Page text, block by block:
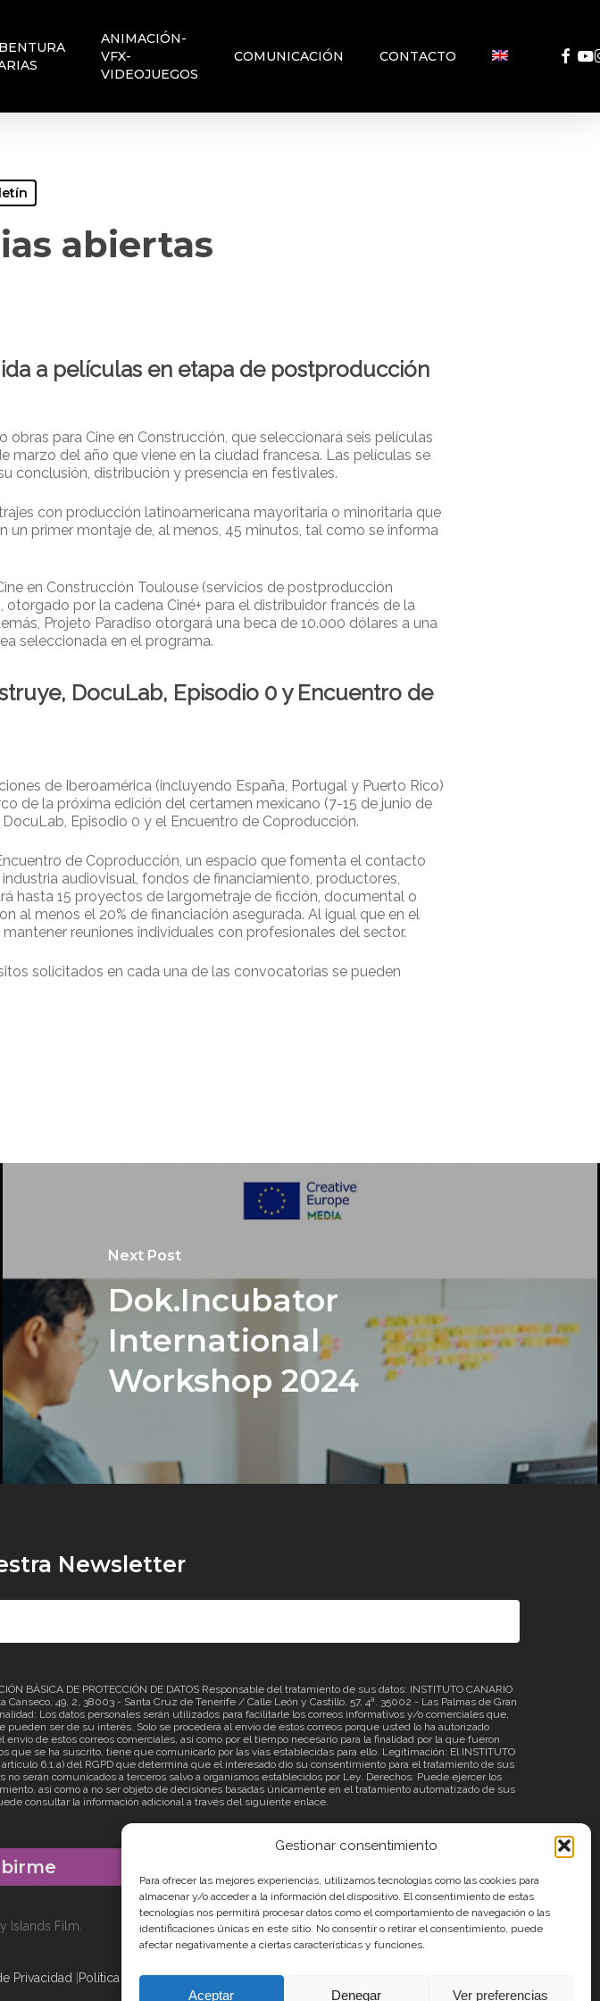
Gestionar consentimiento
Para ofrecer las mejores experiencias, utilizamos tecnologías como las cookies para
almacenar y/o acceder a la información del dispositivo. El consentimiento de estas
tecnologías nos permitirá procesar datos como el comportamiento de navegación o las
identificaciones únicas en este sitio. No consentir o retirar el consentimiento, puede
afectar negativamente a ciertas características y funciones.
Aceptar Denegar Ver preferencias
ANIMACIÓN-
VFX-
VIDEOJUEGOS
COMUNICACIÓN CONTACTO
abiertas
a películas en etapa de postproducción
para Cine en Construcción, que seleccionará seis películas
marzo del año que viene en la ciudad francesa. Las películas se
conclusión, distribución y presencia en festivales.
con producción latinoamericana mayoritaria o minoritaria que
primer montaje de, al menos, 45 minutos, tal como se informa
en Construcción Toulouse (servicios de postproducción
por la cadena Ciné+ para el distribuidor francés de la
Projeto Paradiso otorgará una beca de 10.000 dólares a una
seleccionada en el programa.
DocuLab, Episodio 0 y Encuentro de
de Iberoamérica (incluyendo España, Portugal y Puerto Rico)
de la próxima edición del certamen mexicano (7-15 de junio de
Episodio 0 y el Encuentro de Coproducción.
de Coproducción, un espacio que fomenta el contacto
audiovisual, fondos de financiamiento, productores,
hasta 15 proyectos de largometraje de ficción, documental o
al menos el 20% de financiación asegurada. Al igual que en el
reuniones individuales con profesionales del sector.
solicitados en cada una de las convocatorias se pueden
Next Post
Dok.Incubator
International
Workshop 2024
Newsletter
BÁSICA DE PROTECCIÓN DE DATOS Responsable del tratamiento de sus datos: INSTITUTO CANARIO
49, 2, 38003 - Santa Cruz de Tenerife / Calle León y Castillo, 57, 4ª. 35002 - Las Palmas de Gran
Los datos personales serán utilizados para facilitarle los correos informativos y/o comerciales que,
pueden ser de su interés. Solo se procederá al envío de estos correos porque usted lo ha autorizado
de estos correos comerciales, así como por el tiempo necesario para la finalidad por la que fueron
se ha suscrito, tiene que comunicarlo por las vías establecidas para ello. Legitimación: El INSTITUTO
6.1.a) del RGPD que determina que el interesado dio su consentimiento para el tratamiento de sus
serán comunicados a terceros salvo a organismos establecidos por Ley. Derechos: Puede ejercer los
así como a no ser objeto de decisiones basadas únicamente en el tratamiento automatizado de sus
consultar la información adicional a través del siguiente enlace.
Islands Film.
Privacidad Política de Cookies|Aviso Legal